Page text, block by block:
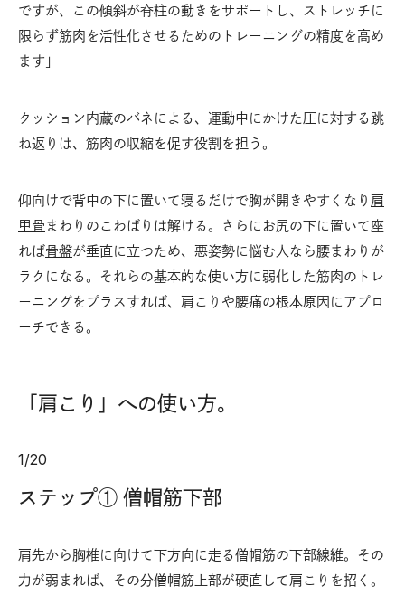
ですが、この傾斜が脊柱の動きをサポートし、ストレッチに
限らず筋肉を活性化させるためのトレーニングの精度を高め
ます」
クッション内蔵のバネによる、運動中にかけた圧に対する跳
ね返りは、筋肉の収縮を促す役割を担う。
仰向けで背中の下に置いて寝るだけで胸が開きやすくなり 肩
甲骨まわりのこわばりは解ける。さらにお尻の下に置いて座
れば骨盤が垂直に立つため、悪姿勢に悩む人なら腰まわりが
ラクになる。それらの基本的な使い方に弱化した筋肉のトレ
ーニングをプラスすれば、肩こりや腰痛の根本原因にアプロ
ーチできる。
「肩こり」への使い方。
1/20
ステップ① 僧帽筋下部
肩先から胸椎に向けて下方向に走る僧帽筋の下部線維。その
力が弱まれば、その分僧帽筋上部が硬直して肩こりを招く。